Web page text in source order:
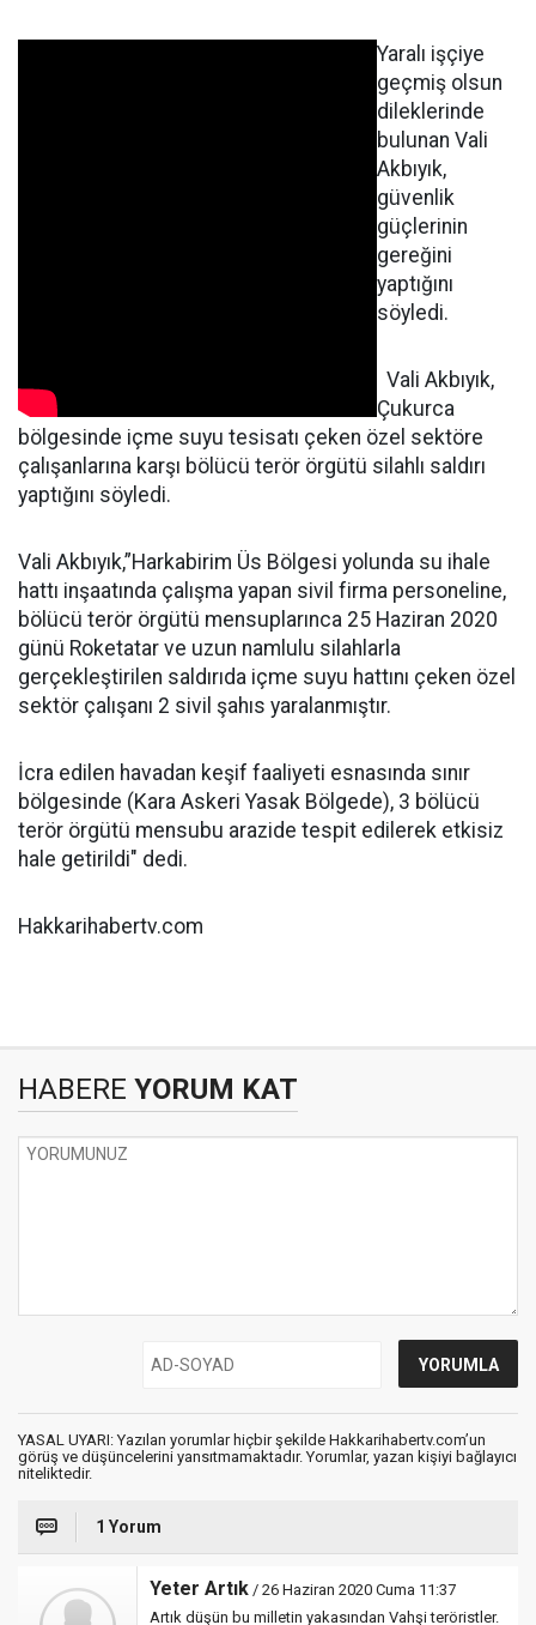
Yaralı işçiye
geçmiş olsun
dileklerinde
bulunan Vali
Akbıyık,
güvenlik
güçlerinin
gereğini
yaptığını
söyledi.
Vali Akbıyık,
Çukurca
bölgesinde içme suyu tesisatı çeken özel sektöre
çalışanlarına karşı bölücü terör örgütü silahlı saldırı
yaptığını söyledi.
Vali Akbıyık,”Harkabirim Üs Bölgesi yolunda su ihale
hattı inşaatında çalışma yapan sivil firma personeline,
bölücü terör örgütü mensuplarınca 25 Haziran 2020
günü Roketatar ve uzun namlulu silahlarla
gerçekleştirilen saldırıda içme suyu hattını çeken özel
sektör çalışanı 2 sivil şahıs yaralanmıştır.
İcra edilen havadan keşif faaliyeti esnasında sınır
bölgesinde (Kara Askeri Yasak Bölgede), 3 bölücü
terör örgütü mensubu arazide tespit edilerek etkisiz
hale getirildi" dedi.
Hakkarihabertv.com
HABERE YORUM KAT
YASAL UYARI: Yazılan yorumlar hiçbir şekilde Hakkarihabertv.com’un
görüş ve düşüncelerini yansıtmamaktadır. Yorumlar, yazan kişiyi bağlayıcı
niteliktedir.
1 Yorum
Yeter Artık / 26 Haziran 2020 Cuma 11:37
Artık düşün bu milletin yakasından Vahşi teröristler.